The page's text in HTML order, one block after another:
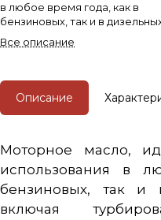
в любое время года, как в
бензиновых, так и в
турбированные, с системой
газов (включая DPF) или без
нее.
Все описание
Описание
Моторное масло,
использования в
бензиновых, так и
включая